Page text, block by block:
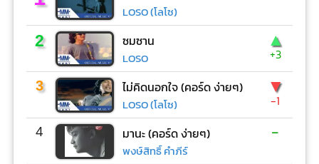
LOSO (โลโซ)
2 ซมซาน
LOSO
▲
+3
3 ไม่คิดนอกใจ (คอร์ด ง่ายๆ)
LOSO (โลโซ)
▼
-1
4 มานะ (คอร์ด ง่ายๆ)
พงษ์สิทธิ์ คำภีร์
-